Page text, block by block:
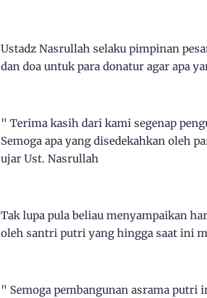
Ustadz Nasrullah selaku pimpinan
dan doa untuk para donatur agar apa
" Terima kasih dari kami segenap
Semoga apa yang disedekahkan oleh
ujar Ust. Nasrullah
Tak lupa pula beliau menyampaikan
oleh santri putri yang hingga saat ini
" Semoga pembangunan asrama putri